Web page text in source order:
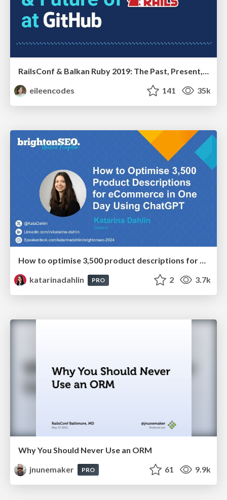
RailsConf & Balkan Ruby 2019: The Past, Present, and Future of Rails at GitHub
eileencodes
141 35k
How to optimise 3,500 product descriptions for ecommerce in one day using ChatGPT
katarinadahlin
PRO 2 3.7k
Why You Should Never Use an ORM
jnunemaker
PRO 61 9.9k